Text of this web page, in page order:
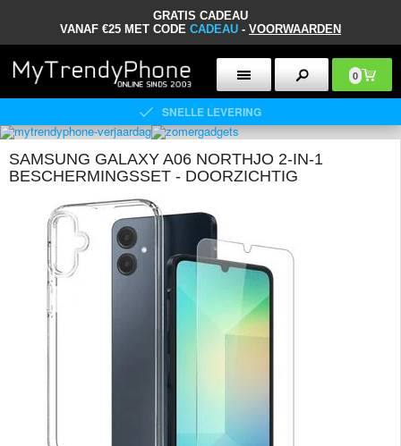
GRATIS CADEAU
VANAF €25 MET CODE CADEAU - VOORWAARDEN
0
SNELLE LEVERING
SAMSUNG GALAXY A06 NORTHJO 2-IN-1
BESCHERMINGSSET - DOORZICHTIG